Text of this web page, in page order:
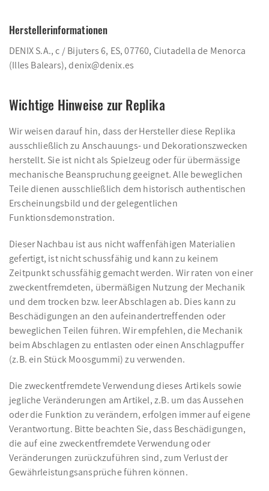
Herstellerinformationen
DENIX S.A., c / Bijuters 6, ES, 07760, Ciutadella de Menorca
(Illes Balears), denix@denix.es
Wichtige Hinweise zur Replika
Wir weisen darauf hin, dass der Hersteller diese Replika
ausschließlich zu Anschauungs- und Dekorationszwecken
herstellt. Sie ist nicht als Spielzeug oder für übermässige
mechanische Beanspruchung geeignet. Alle beweglichen
Teile dienen ausschließlich dem historisch authentischen
Erscheinungsbild und der gelegentlichen
Funktionsdemonstration.
Dieser Nachbau ist aus nicht waffenfähigen Materialien
gefertigt, ist nicht schussfähig und kann zu keinem
Zeitpunkt schussfähig gemacht werden. Wir raten von einer
zweckentfremdeten, übermäßigen Nutzung der Mechanik
und dem trocken bzw. leer Abschlagen ab. Dies kann zu
Beschädigungen an den aufeinandertreffenden oder
beweglichen Teilen führen. Wir empfehlen, die Mechanik
beim Abschlagen zu entlasten oder einen Anschlagpuffer
(z.B. ein Stück Moosgummi) zu verwenden.
Die zweckentfremdete Verwendung dieses Artikels sowie
jegliche Veränderungen am Artikel, z.B. um das Aussehen
oder die Funktion zu verändern, erfolgen immer auf eigene
Verantwortung. Bitte beachten Sie, dass Beschädigungen,
die auf eine zweckentfremdete Verwendung oder
Veränderungen zurückzuführen sind, zum Verlust der
Gewährleistungsansprüche führen können.